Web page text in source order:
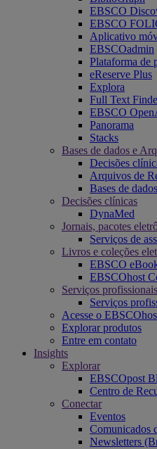
EBSCO
EBSCO
Aplicativo
EBSCOadmin
Plataforma de
eReserve Plus
Explora
Full Text
EBSCO
Panorama
Stacks
Bases de dados e
Decisões
Arquivos de
Bases de
Decisões clínicas
DynaMed
Jornais, pacotes
Serviços de
Livros e coleções
EBSCO
EBSCOhost
Serviços profissionais
Serviços
Acesse o
Explorar produtos
Entre em contato
Insights
Explorar
EBSCOpost
Centro de
Conectar
Eventos
Comunicados
Newsletters